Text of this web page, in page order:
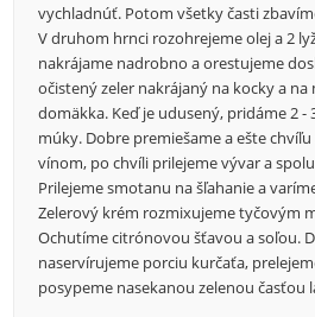
vychladnúť. Potom všetky časti
V druhom hrnci rozohrejeme olej a 2
nakrájame nadrobno a orestujeme
očistený zeler nakrájaný na kocky a
domäkka. Keď je udusený, pridáme 2 -
múky. Dobre premiešame a ešte
vínom, po chvíli prilejeme vývar a
Prilejeme smotanu na šľahanie a
Zelerový krém rozmixujeme tyčovým
Ochutíme citrónovou šťavou a soľou.
naservírujeme porciu kurčaťa,
posypeme nasekanou zelenou časťou